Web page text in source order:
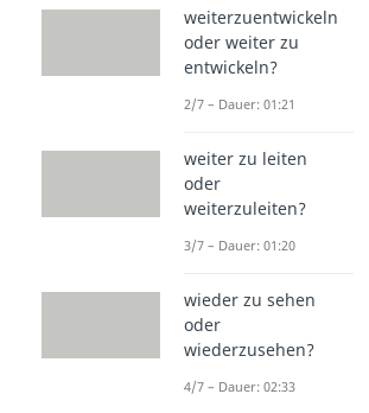
weiterzuentwickeln
oder weiter zu
entwickeln?
2/7 – Dauer: 01:21
weiter zu leiten
oder
weiterzuleiten?
3/7 – Dauer: 01:20
wieder zu sehen
oder
wiederzusehen?
4/7 – Dauer: 02:33